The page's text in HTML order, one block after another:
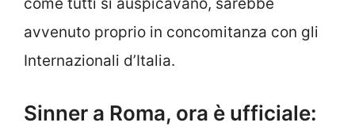
avvenuto proprio in concomitanza con gli
Internazionali d’Italia.
Sinner a Roma, ora è ufficiale: